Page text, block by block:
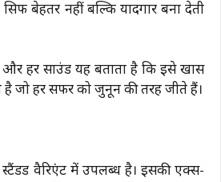
बेहतर नहीं बल्कि यादगार बना देती
हर साउंड यह बताता है कि इसे खास
है जो हर सफर को जुनून की तरह जीते हैं।
वैरिएंट में उपलब्ध है। इसकी एक्स-